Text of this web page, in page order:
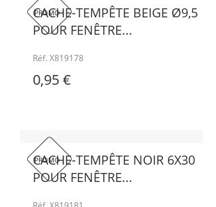
PROMO !
CACHE-TEMPÊTE BEIGE Ø9,5
POUR FENÊTRE...
Réf. X819178
0,95 €
PROMO !
CACHE-TEMPÊTE NOIR 6X30
POUR FENÊTRE...